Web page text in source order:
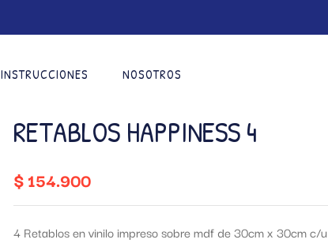
INSTRUCCIONES NOSOTROS
RETABLOS HAPPINESS 4
$154.900
4 Retablos en vinilo impreso sobre mdf de 30cm x 30cm c/u